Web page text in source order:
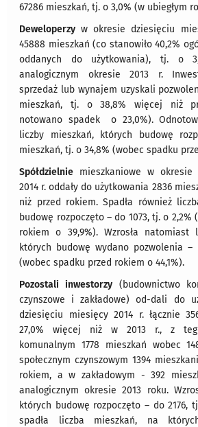
67286 mieszkań, tj. o 3,0% (w ubiegłym
Deweloperzy w okresie dziesięciu
45888 mieszkań (co stanowiło 40,2%
oddanych do użytkowania), tj. o
analogicznym okresie 2013 r.
sprzedaż lub wynajem uzyskali
mieszkań, tj. o 38,8% więcej niż
notowano spadek o 23,0%).
liczby mieszkań, których budowę
mieszkań, tj. o 34,8% (wobec spadku
Spółdzielnie mieszkaniowe w okresie
2014 r. oddały do użytkowania 2836
niż przed rokiem. Spadła również
budowę rozpoczęto – do 1073, tj. o 2,2%
rokiem o 39,9%). Wzrosła natomiast
których budowę wydano pozwolenia –
(wobec spadku przed rokiem o 44,1%).
Pozostali inwestorzy(budownictwo
czynszowe i zakładowe) od-dali do
dziesięciu miesięcy 2014 r. łącznie
27,0% więcej niż w 2013 r., z
komunalnym 1778 mieszkań wobec
społecznym czynszowym 1394
rokiem, a w zakładowym - 392
analogicznym okresie 2013 roku.
których budowę rozpoczęto – do 2176,
spadła liczba mieszkań, na